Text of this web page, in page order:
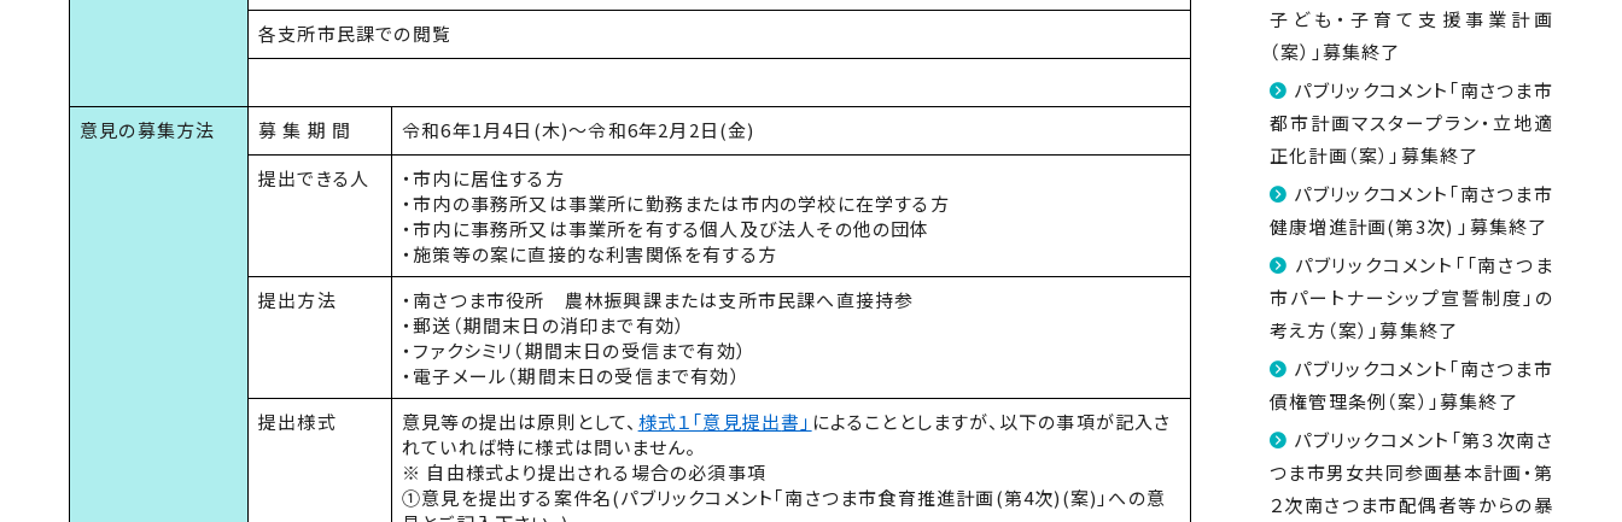
各支所市民課での閲覧
意見の募集方法 募 集 期 間
令和6年1月4日(木)～令和6年2月2日(金)
提出できる人
・市内に居住する方
・市内の事務所又は事業所に勤務または市内の学校に在学する方
・市内に事務所又は事業所を有する個人及び法人その他の団体
・施策等の案に直接的な利害関係を有する方
提出方法
・南さつま市役所 農林振興課または支所市民課へ直接持参
・郵送（期間末日の消印まで有効）
・ファクシミリ（期間末日の受信まで有効）
・電子メール（期間末日の受信まで有効）
提出様式
意見等の提出は原則として、 様式１「意見提出書」 によることとしますが、以下の事項が記入さ
れていれば特に様式は問いません。
※ 自由様式より提出される場合の必須事項
①意見を提出する案件名(パブリックコメント｢南さつま市食育推進計画(第4次)(案)｣への意
子ども・子育て支援事業計画
（案）」募集終了
パブリックコメント「南さつま市
都市計画マスタープラン・立地適
正化計画（案）」募集終了
パブリックコメント「南さつま市
健康増進計画(第3次) 」募集終了
パブリックコメント「「南さつま
市パートナーシップ宣誓制度」の
考え方（案）」募集終了
パブリックコメント「南さつま市
債権管理条例（案）」募集終了
パブリックコメント「第３次南さ
つま市男女共同参画基本計画・第
２次南さつま市配偶者等からの暴